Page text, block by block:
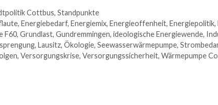
Cottbus, Standpunkte
, Energiebedarf, Energiemix, Energieoffenheit, Energiepolitik,
F60, Grundlast, Gundremmingen, ideologische Energiewende,
, Lausitz, Ökologie, Seewasserwärmepumpe,
, Versorgungskrise, Versorgungssicherheit, Wärmepumpe